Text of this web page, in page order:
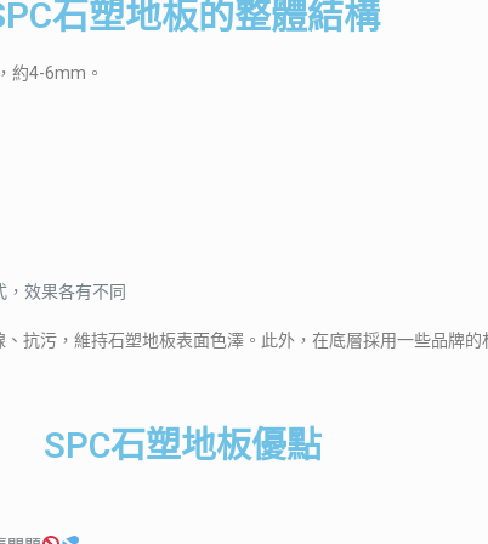
石塑地板的整體結構
約4-6mm。
，效果各有不同
抗污，維持石塑地板表面色澤。此外，在底層採用一些品牌
SPC石塑地板優點